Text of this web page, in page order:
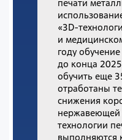
печати
«3D-
и
году
до конца
обучить еще
отработаны
снижения
нержавеющей
технологии
выполняются